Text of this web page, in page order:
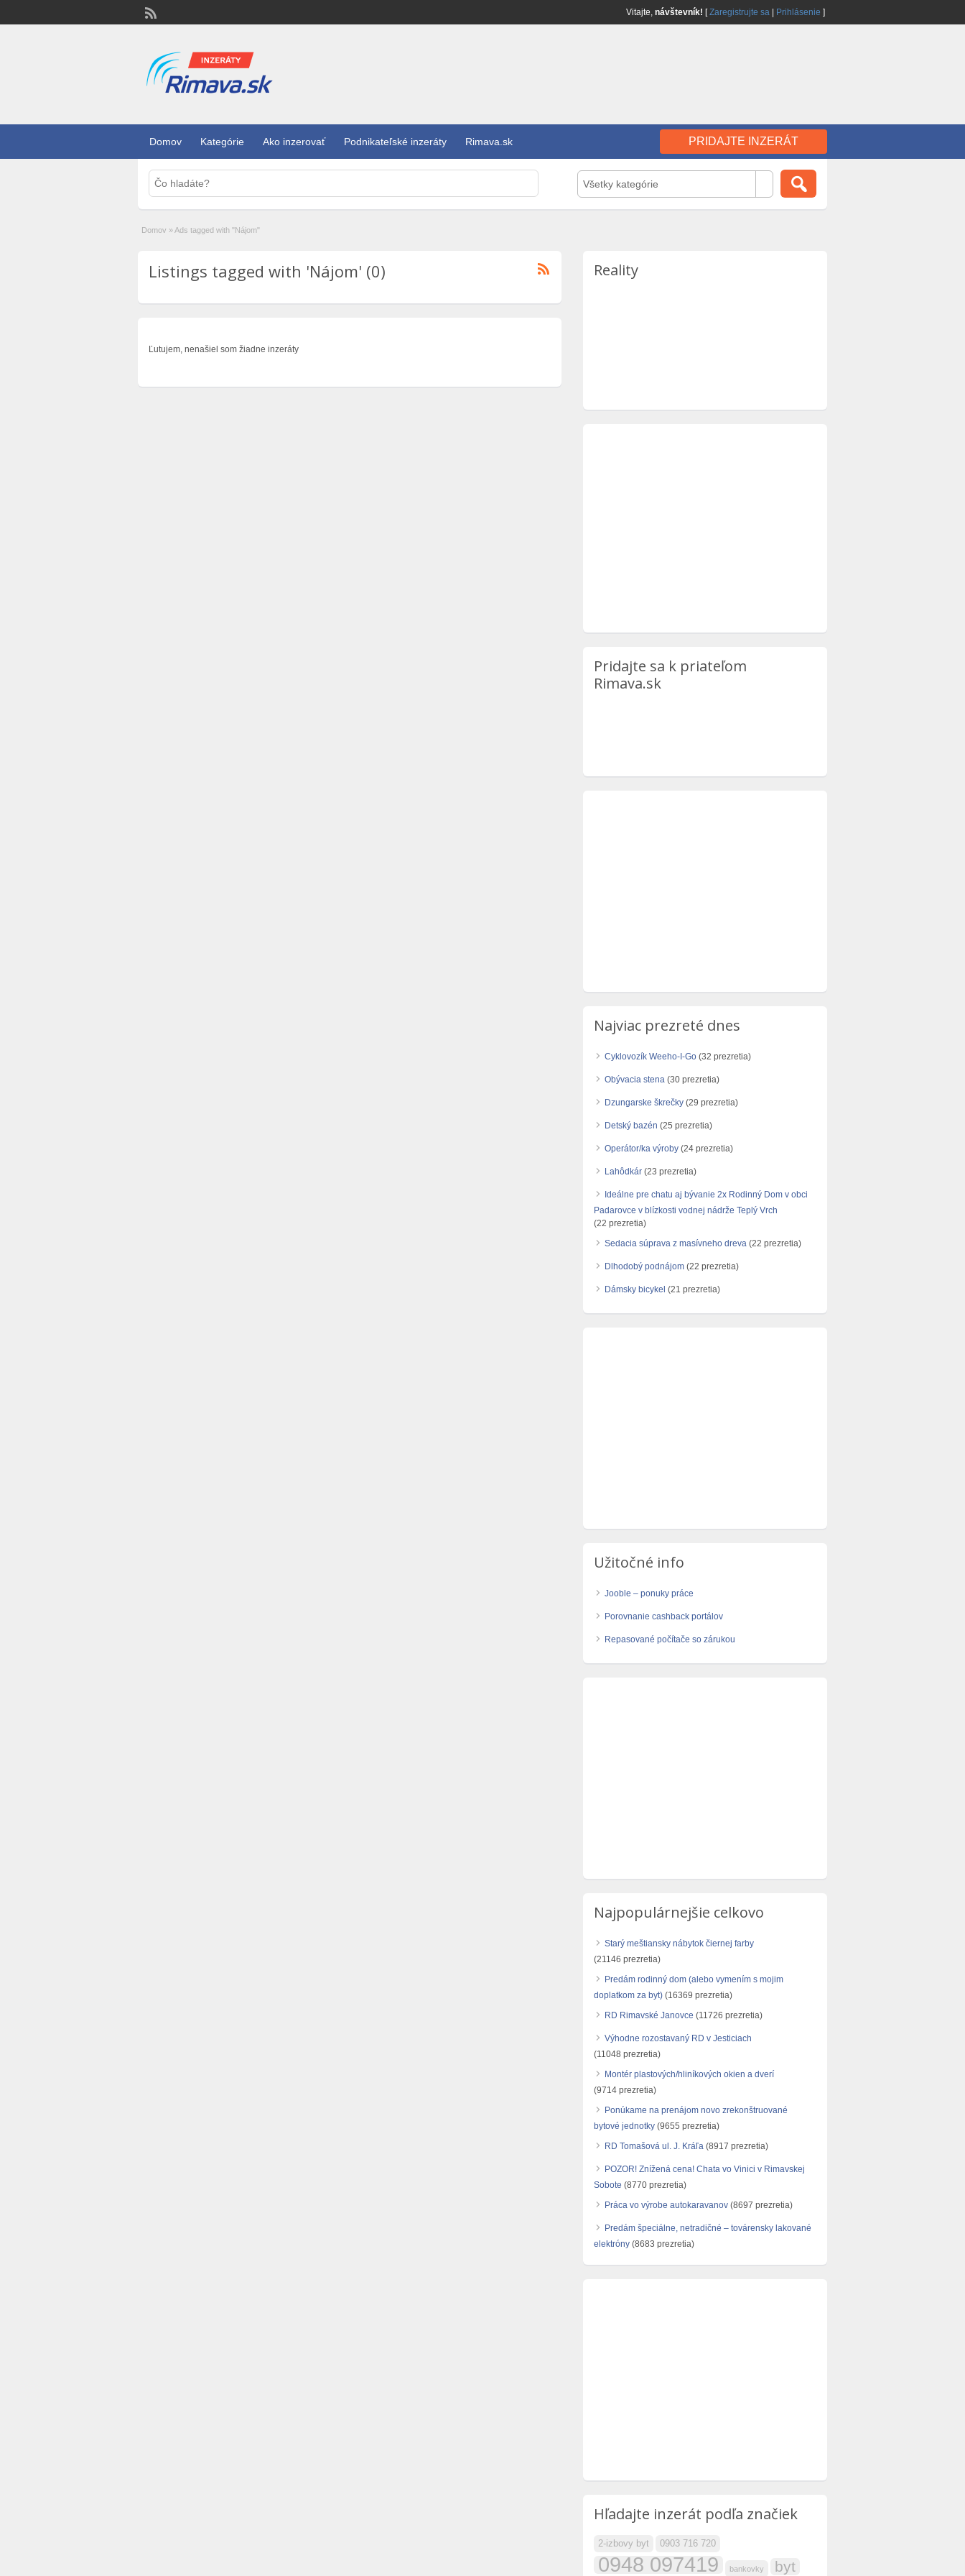
Vitajte, návštevník! [Zaregistrujte sa Prihlásenie ]
Domov Kategórie Ako inzerovať Podnikateľské inzeráty Rimava.sk PRIDAJTE INZERÁT
Všetky kategórie
Domov »Ads tagged with "Nájom"
Listings tagged with 'Nájom' (0)
Ľutujem, nenašiel som žiadne inzeráty
Reality
Pridajte sa k priateľom
Rimava.sk
Najviac prezreté dnes
Cyklovozík Weeho-I-Go (32 prezretia)
Obývacia stena (30 prezretia)
Dzungarske škrečky (29 prezretia)
Detský bazén (25 prezretia)
Operátor/ka výroby (24 prezretia)
Lahôdkár (23 prezretia)
Ideálne pre chatu aj bývanie 2x Rodinný Dom v obci
Padarovce v blízkosti vodnej nádrže Teplý Vrch
(22 prezretia)
Sedacia súprava z masívneho dreva (22 prezretia)
Dlhodobý podnájom (22 prezretia)
Dámsky bicykel (21 prezretia)
Užitočné info
Jooble – ponuky práce
Porovnanie cashback portálov
Repasované počítače so zárukou
Najpopulárnejšie celkovo
Starý meštiansky nábytok čiernej farby
(21146 prezretia)
Predám rodinný dom (alebo vymením s mojim
doplatkom za byt) (16369 prezretia)
RD Rimavské Janovce (11726 prezretia)
Výhodne rozostavaný RD v Jesticiach
(11048 prezretia)
Montér plastových/hliníkových okien a dverí
(9714 prezretia)
Ponúkame na prenájom novo zrekonštruované
bytové jednotky (9655 prezretia)
RD Tomašová ul. J. Kráľa (8917 prezretia)
POZOR! Znížená cena! Chata vo Vinici v Rimavskej
Sobote (8770 prezretia)
Práca vo výrobe autokaravanov (8697 prezretia)
Predám špeciálne, netradičné – továrensky lakované
elektróny (8683 prezretia)
Hľadajte inzerát podľa značiek
2-izbovy byt 0903 716 720
0948 097419 bankovky byt